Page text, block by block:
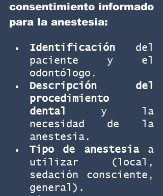
consentimiento informado
para la anestesia:
Identificación del
paciente y el
odontólogo.
Descripción del
procedimiento
dental
y la
necesidad de la
anestesia.
Tipo de anestesia a
utilizar (local,
sedación consciente,
general).